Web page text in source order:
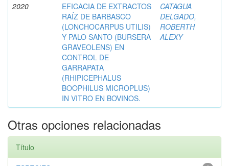
2020
EFICACIA DE EXTRACTOS
RAÍZ DE BARBASCO
(LONCHOCARPUS UTILIS)
Y PALO SANTO (BURSERA
GRAVEOLENS) EN
CONTROL DE
GARRAPATA
(RHIPICEPHALUS
BOOPHILUS MICROPLUS)
IN VITRO EN BOVINOS.
CATAGUA
DELGADO,
ROBERTH
ALEXY
Otras opciones relacionadas
Título